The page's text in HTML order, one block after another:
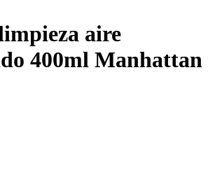
aire
400ml Manhattan